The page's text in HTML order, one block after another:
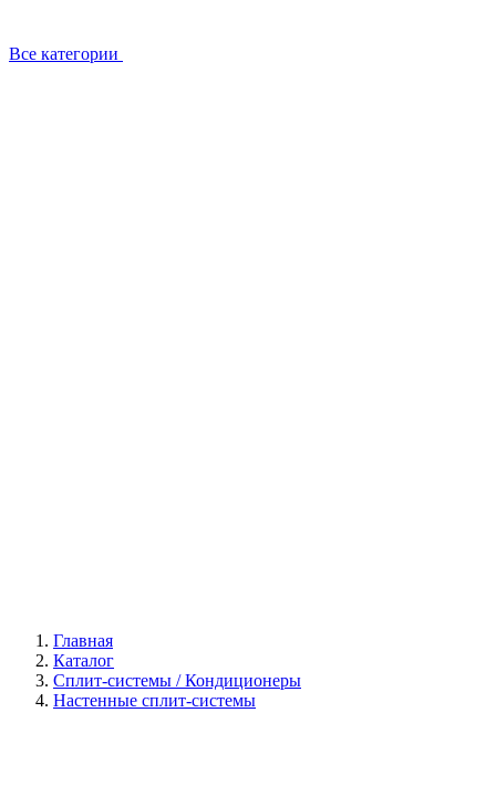
Все категории
Главная
Каталог
Сплит-системы / Кондиционеры
Настенные сплит-системы